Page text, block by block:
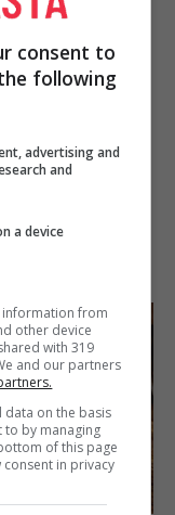
consent to
following
advertising and
and
a device
from
other device
with 319
and our partners
data on the basis
to by managing
of this page
in privacy